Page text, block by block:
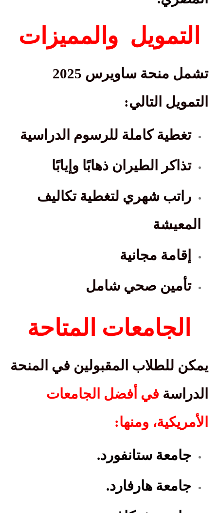
التمويل والمميزات
تشمل منحة ساويرس 2025
التمويل التالي:
تغطية كاملة للرسوم الدراسية
تذاكر الطيران ذهابًا وإيابًا
راتب شهري لتغطية تكاليف
المعيشة
إقامة مجانية
تأمين صحي شامل
الجامعات المتاحة
يمكن للطلاب المقبولين في المنحة
الدراسة في أفضل الجامعات
الأمريكية، ومنها:
جامعة ستانفورد.
جامعة هارفارد.